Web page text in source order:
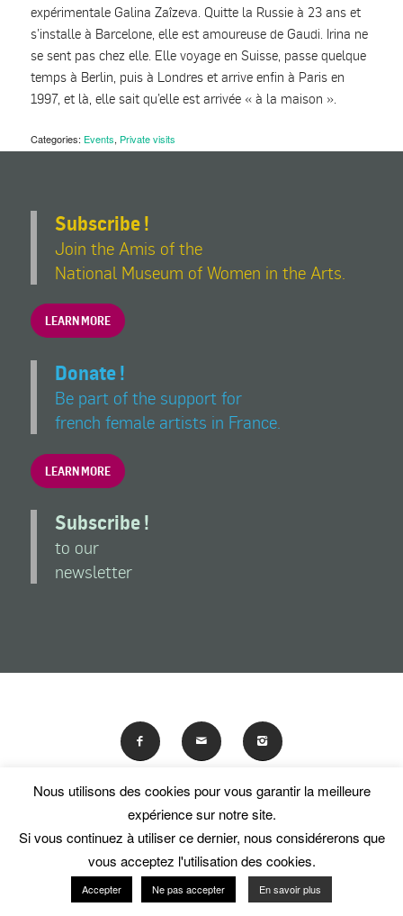
expérimentale Galina Zaîzeva. Quitte la Russie à 23 ans et
s’installe à Barcelone, elle est amoureuse de Gaudi. Irina ne
se sent pas chez elle. Elle voyage en Suisse, passe quelque
temps à Berlin, puis à Londres et arrive enfin à Paris en
1997, et là, elle sait qu’elle est arrivée « à la maison ».
Categories: Events, Private visits
Subscribe !
Join the Amis of the
National Museum of Women in the Arts.
LEARN MORE
Donate !
Be part of the support for
french female artists in France.
LEARN MORE
Subscribe !
to our
newsletter
© Les Amis du National Museum of Women in the Arts
Useful links Terms and conditions of use Contact
En poursuivant votre navigation sur ce site, vous acceptez
l'utilisation de traceurs (cookies).
Nous utilisons des cookies pour vous garantir la meilleure
expérience sur notre site.
Si vous continuez à utiliser ce dernier, nous considérerons que
vous acceptez l'utilisation des cookies.
Accepter Ne pas accepter En savoir plus